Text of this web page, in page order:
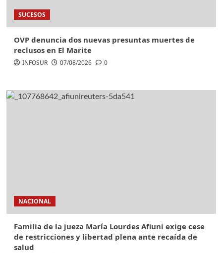
SUCESOS
OVP denuncia dos nuevas presuntas muertes de
reclusos en El Marite
INFOSUR 07/08/2026 0
NACIONAL
Familia de la jueza María Lourdes Afiuni exige cese
de restricciones y libertad plena ante recaída de
salud